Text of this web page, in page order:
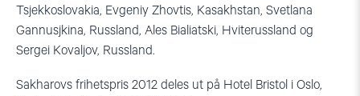
Tsjekkoslovakia, Evgeniy Zhovtis, Kasakhstan, Svetlana
Gannusjkina, Russland, Ales Bialiatski, Hviterussland og
Sergei Kovaljov, Russland.
Sakharovs frihetspris 2012 deles ut på Hotel Bristol i Oslo,